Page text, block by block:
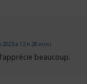
à 12 h 28 min)
beaucoup.